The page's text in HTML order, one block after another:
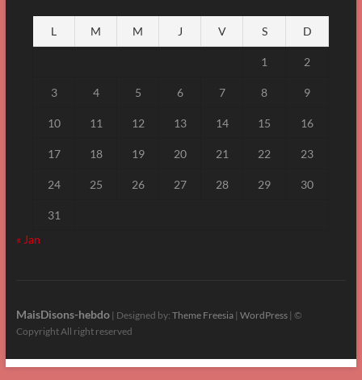
L M M J V S D
1 2
3 4 5 6 7 8 9
10 11 12 13 14 15 16
17 18 19 20 21 22 23
24 25 26 27 28 29 30
31
« Jan
MaisDisons-hebdo| Designed by: Theme Freesia| WordPress| ©
Copyright All right reserved